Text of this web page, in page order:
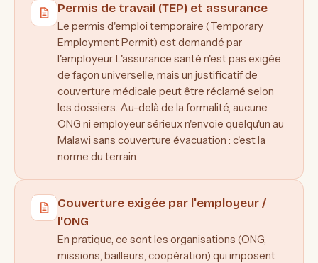
Permis de travail (TEP) et assurance
Le permis d'emploi temporaire (Temporary
Employment Permit) est demandé par
l'employeur. L'assurance santé n'est pas exigée
de façon universelle, mais un justificatif de
couverture médicale peut être réclamé selon
les dossiers. Au-delà de la formalité, aucune
ONG ni employeur sérieux n'envoie quelqu'un au
Malawi sans couverture évacuation : c'est la
norme du terrain.
Couverture exigée par l'employeur /
l'ONG
En pratique, ce sont les organisations (ONG,
missions, bailleurs, coopération) qui imposent